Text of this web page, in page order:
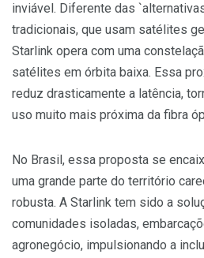
inviável. Diferente das
tradicionais, que usam satélites
Starlink opera com uma
satélites em órbita baixa. Essa
reduz drasticamente a latência,
uso muito mais próxima da fibra
No Brasil, essa proposta se
uma grande parte do território
robusta. A Starlink tem sido a
comunidades isoladas,
agronegócio, impulsionando a